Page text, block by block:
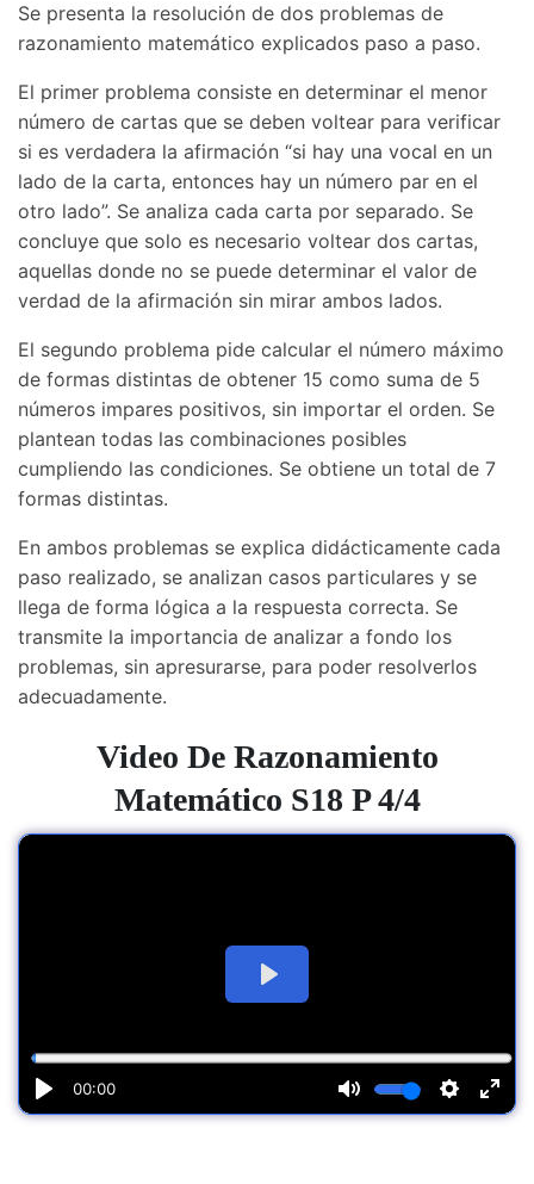
Se presenta la resolución de dos problemas de
razonamiento matemático explicados paso a paso.
El primer problema consiste en determinar el menor
número de cartas que se deben voltear para verificar
si es verdadera la afirmación “si hay una vocal en un
lado de la carta, entonces hay un número par en el
otro lado”. Se analiza cada carta por separado. Se
concluye que solo es necesario voltear dos cartas,
aquellas donde no se puede determinar el valor de
verdad de la afirmación sin mirar ambos lados.
El segundo problema pide calcular el número máximo
de formas distintas de obtener 15 como suma de 5
números impares positivos, sin importar el orden. Se
plantean todas las combinaciones posibles
cumpliendo las condiciones. Se obtiene un total de 7
formas distintas.
En ambos problemas se explica didácticamente cada
paso realizado, se analizan casos particulares y se
llega de forma lógica a la respuesta correcta. Se
transmite la importancia de analizar a fondo los
problemas, sin apresurarse, para poder resolverlos
adecuadamente.
Video De Razonamiento
Matemático S18 P 4/4